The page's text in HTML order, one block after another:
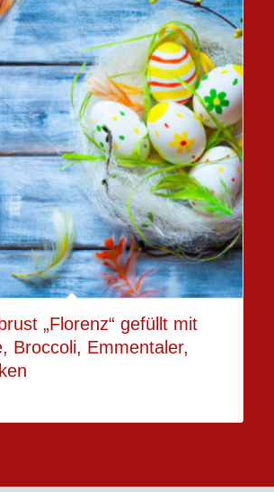
„Florenz“ gefüllt mit
Broccoli, Emmentaler,